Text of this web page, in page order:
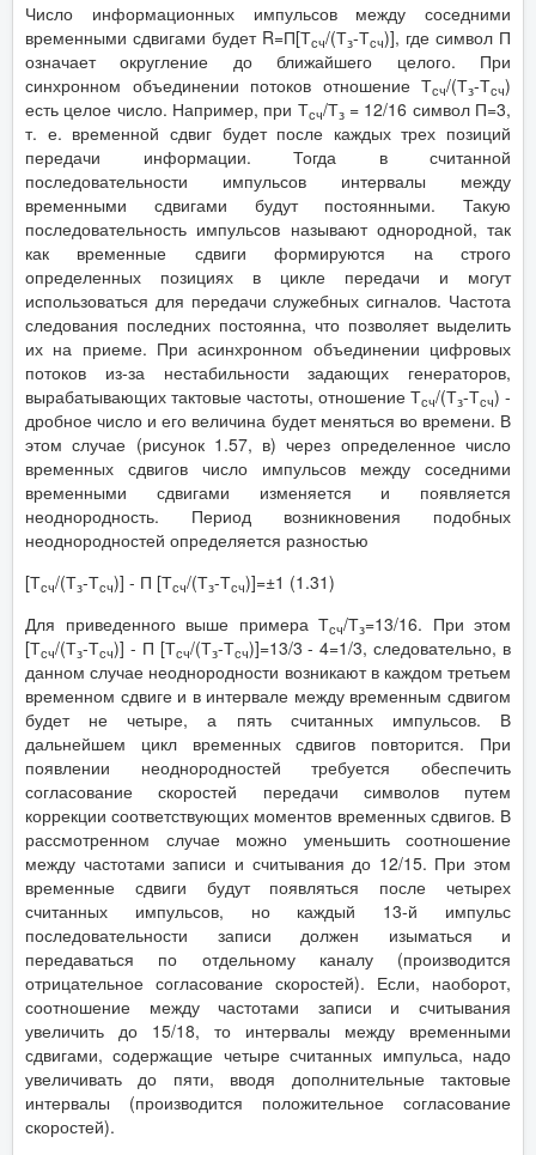
Число информационных импульсов между соседними
временными сдвигами будет R=П[Тсч/(Тз-Тсч)], где символ П
означает округление до ближайшего целого. При
синхронном объединении потоков отношение Тсч/(Тз-Тсч)
есть целое число. Например, при Тсч/Тз= 12/16 символ П=3,
т. е. временной сдвиг будет после каждых трех позиций
передачи информации. Тогда в считанной
последовательности импульсов интервалы между
временными сдвигами будут постоянными. Такую
последовательность импульсов называют однородной, так
как временные сдвиги формируются на строго
определенных позициях в цикле передачи и могут
использоваться для передачи служебных сигналов. Частота
следования последних постоянна, что позволяет выделить
их на приеме. При асинхронном объединении цифровых
потоков из-за нестабильности задающих генераторов,
вырабатывающих тактовые частоты, отношение Тсч/(Тз-Тсч) -
дробное число и его величина будет меняться во времени. В
этом случае (рисунок 1.57, в) через определенное число
временных сдвигов число импульсов между соседними
временными сдвигами изменяется и появляется
неоднородность. Период возникновения подобных
неоднородностей определяется разностью
[Тсч/(Тз-Тсч)] - П [Тсч/(Тз-Тсч)]=±1 (1.31)
Для приведенного выше примера Тсч/Тз=13/16. При этом
[Тсч/(Тз-Тсч)] - П [Тсч/(Тз-Тсч)]=13/3 - 4=1/3, следовательно, в
данном случае неоднородности возникают в каждом третьем
временном сдвиге и в интервале между временным сдвигом
будет не четыре, а пять считанных импульсов. В
дальнейшем цикл временных сдвигов повторится. При
появлении неоднородностей требуется обеспечить
согласование скоростей передачи символов путем
коррекции соответствующих моментов временных сдвигов. В
рассмотренном случае можно уменьшить соотношение
между частотами записи и считывания до 12/15. При этом
временные сдвиги будут появляться после четырех
считанных импульсов, но каждый 13-й импульс
последовательности записи должен изыматься и
передаваться по отдельному каналу (производится
отрицательное согласование скоростей). Если, наоборот,
соотношение между частотами записи и считывания
увеличить до 15/18, то интервалы между временными
сдвигами, содержащие четыре считанных импульса, надо
увеличивать до пяти, вводя дополнительные тактовые
интервалы (производится положительное согласование
скоростей).